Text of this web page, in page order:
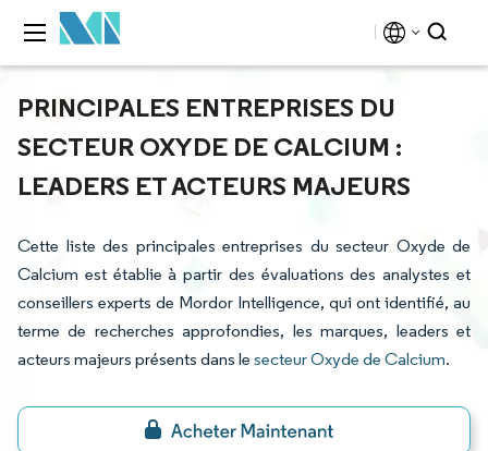
PRINCIPALES ENTREPRISES DU
SECTEUR OXYDE DE CALCIUM :
LEADERS ET ACTEURS MAJEURS
Cette liste des principales entreprises du secteur Oxyde de
Calcium est établie à partir des évaluations des analystes et
conseillers experts de Mordor Intelligence, qui ont identifié, au
terme de recherches approfondies, les marques, leaders et
acteurs majeurs présents dans le secteur Oxyde de Calcium.